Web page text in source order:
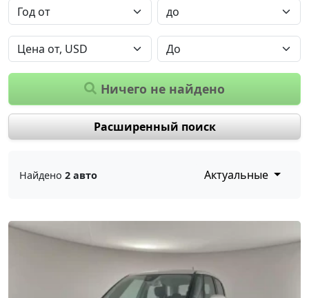
Ничего не найдено
Расширенный поиск
Найдено 2 авто Актуальные